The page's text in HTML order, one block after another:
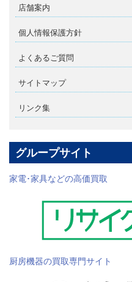
店舗案内
個人情報保護方針
よくあるご質問
サイトマップ
リンク集
グループサイト
家電･家具などの高価買取
厨房機器の買取専門サイト